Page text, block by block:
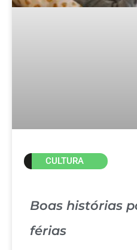
CULTURA
Boas histórias
férias